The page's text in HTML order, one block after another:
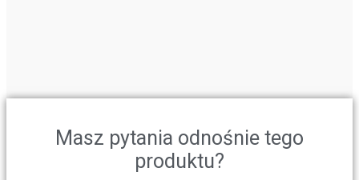
Masz pytania odnośnie tego
produktu?